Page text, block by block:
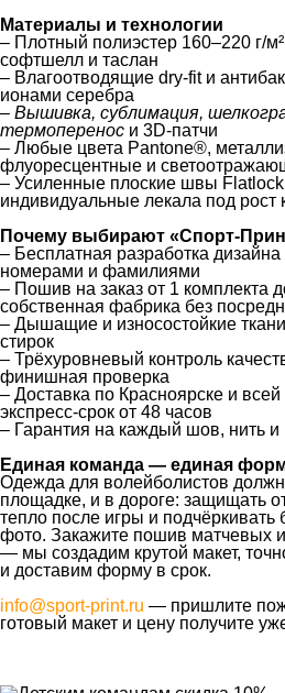
Материалы и технологии
– Плотный полиэстер 160–220 г/
софтшелл и таслан
– Влагоотводящие dry-fit и
ионами серебра
– Вышивка, сублимация,
термоперенос и 3D-патчи
– Любые цвета Pantone®,
флуоресцентные и
– Усиленные плоские швы
индивидуальные лекала под рост
Почему выбирают «Спорт-
– Бесплатная разработка дизайна
номерами и фамилиями
– Пошив на заказ от 1 комплекта
собственная фабрика без
– Дышащие и износостойкие
стирок
– Трёхуровневый контроль
финишная проверка
– Доставка по Красноярске и
экспресс-срок от 48 часов
– Гарантия на каждый шов, нить и
Единая команда — единая
Одежда для волейболистов
площадке, и в дороге: защищать
тепло после игры и подчёркивать
фото. Закажите пошив матчевых
— мы создадим крутой макет,
и доставим форму в срок.
info@sport-print.ru — пришлите
готовый макет и цену получите